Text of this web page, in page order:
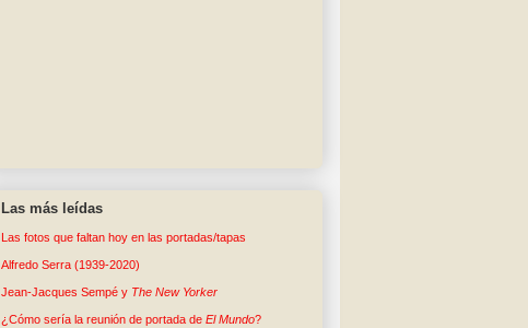
Las más leídas
Las fotos que faltan hoy en las portadas/tapas
Alfredo Serra (1939-2020)
Jean-Jacques Sempé y The New Yorker
¿Cómo sería la reunión de portada de El Mundo?